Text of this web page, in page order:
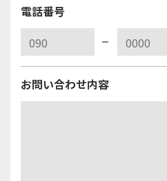
電話番号
お問い合わせ内容